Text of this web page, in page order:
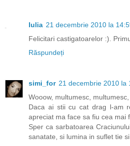
Iulia 21 decembrie 2010 la
Felicitari castigatoarelor :).
Răspundeți
simi_for 21 decembrie 2010 la
Wooow, multumesc,
Daca ai stii cu cat drag l-am
apreciat ma face sa fiu cea mai
Sper ca sarbatoarea
sanatate, si lumina in suflet tie